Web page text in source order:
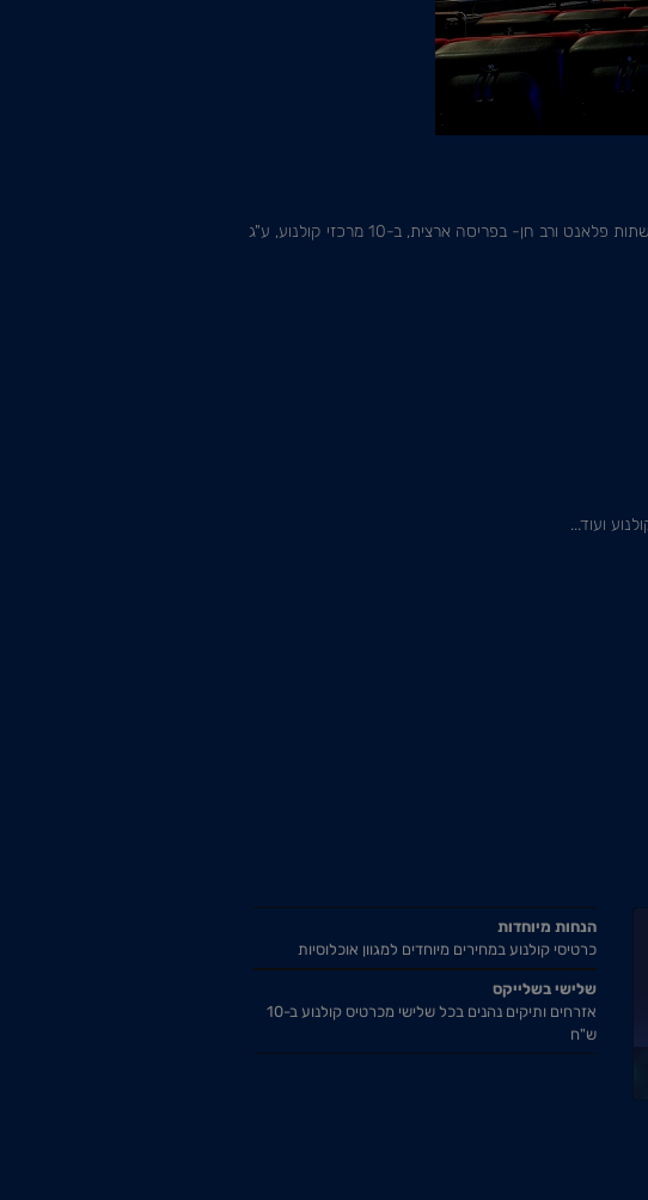
קבוצת תאטראות, המשווק פרסום, מיתוג וחסויות, פעילויות קד"מ ושיתופי פעולה בבתי הקולנוע של הקבוצה- רשתות פלאנט ורב חן- בפריסה ארצית, ב-10 מרכזי קולנוע, ע"ג
ועוד...
הנחות מיוחדות
כרטיסי קולנוע במחירים מיוחדים למגוון אוכלוסיות
שלישי בשלייקס
אזרחים ותיקים נהנים בכל שלישי מכרטיס קולנוע ב-10
ש"ח